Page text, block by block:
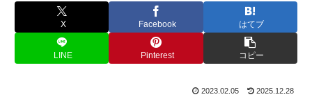
X Facebook はてブ
LINE Pinterest コピー
2023.02.05 2025.12.28